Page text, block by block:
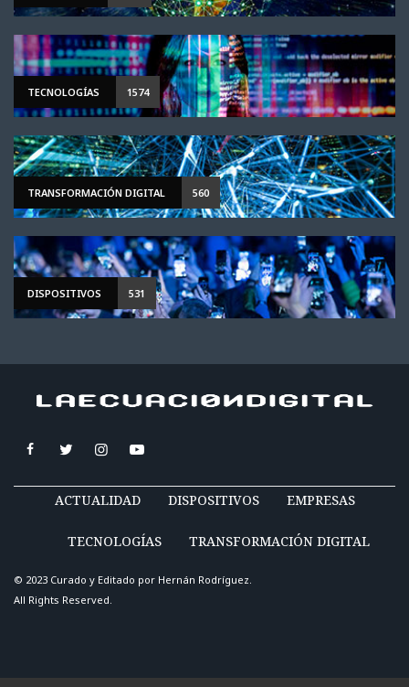
TECNOLOGÍAS 1574
TRANSFORMACIÓN DIGITAL 560
DISPOSITIVOS 531
ACTUALIDAD DISPOSITIVOS EMPRESAS
TECNOLOGÍAS TRANSFORMACIÓN DIGITAL
© 2023 Curado y Editado por Hernán Rodríguez.
All Rights Reserved.